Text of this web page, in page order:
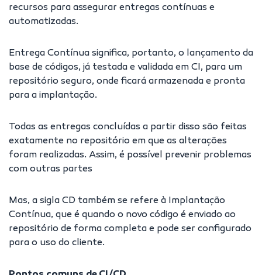
recursos para assegurar entregas contínuas e
automatizadas.
Entrega Contínua significa, portanto, o lançamento da
base de códigos, já testada e validada em CI, para um
repositório seguro, onde ficará armazenada e pronta
para a implantação.
Todas as entregas concluídas a partir disso são feitas
exatamente no repositório em que as alterações
foram realizadas. Assim, é possível prevenir problemas
com outras partes
Mas, a sigla CD também se refere à Implantação
Contínua, que é quando o novo código é enviado ao
repositório de forma completa e pode ser configurado
para o uso do cliente.